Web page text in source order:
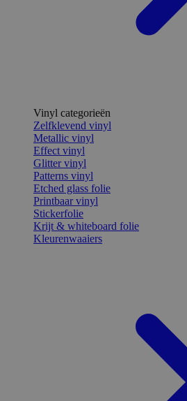
Vinyl categorieën
Zelfklevend vinyl
Metallic vinyl
Effect vinyl
Glitter vinyl
Patterns vinyl
Etched glass folie
Printbaar vinyl
Stickerfolie
Krijt & whiteboard folie
Kleurenwaaiers